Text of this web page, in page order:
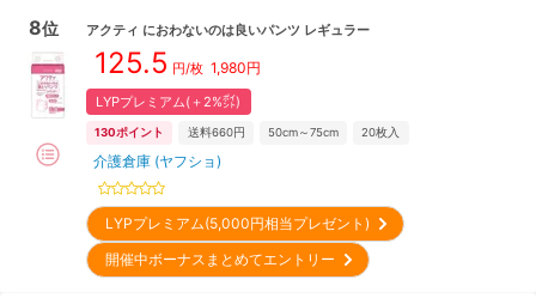
8位 アクティ におわないのは良いパンツ レギュラー
125.5 円/枚 1,980円
LYPプレミアム(＋2%㌽)
130ポイント 送料660円 50cm～75cm 20枚入
介護倉庫 (ヤフショ)
LYPプレミアム(5,000円相当プレゼント)
開催中ボーナスまとめてエントリー